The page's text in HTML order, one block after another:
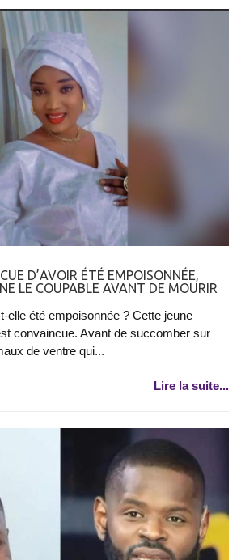
D’AVOIR ÉTÉ EMPOISONNÉE,
LE COUPABLE AVANT DE MOURIR
elle été empoisonnée ? Cette jeune
convaincue. Avant de succomber sur
de ventre qui...
Lire la suite...